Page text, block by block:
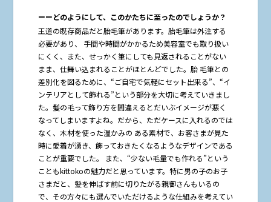
ーーどのようにして、このかたちに至ったのでしょうか？
王道の既存商品だと胎毛筆があります。胎毛筆は外注する
必要があり、 手間や時間がかかるため美容室でも取り扱い
にくく、また、せっかく筆にしても見返されることがない
まま、仕舞い込まれることがほとんどでした。胎 毛筆との
差別化を図るために、“ご自宅で気軽にセット出来る”、“イ
ンテリアとして飾れる”という部分を大切に考えていきまし
た。髪の毛って飾り方を間違えるとだいぶイメージが悪く
なってしまいますよね。だから、ただケースに入れるのでは
なく、木材を使った温かみの ある素材で、お客さまが見た
時に愛着が湧き、飾っておきたくなるようなデザインである
ことが重要でした。 また、“少ない毛量でも作れる”という
こともkittokoの魅力だと思っています。特に男の子のお子
さまだと、髪を伸ばす前に切りたがる親御さんもいるの
で、その方々にも選んでいただけるような仕組みを考えてい